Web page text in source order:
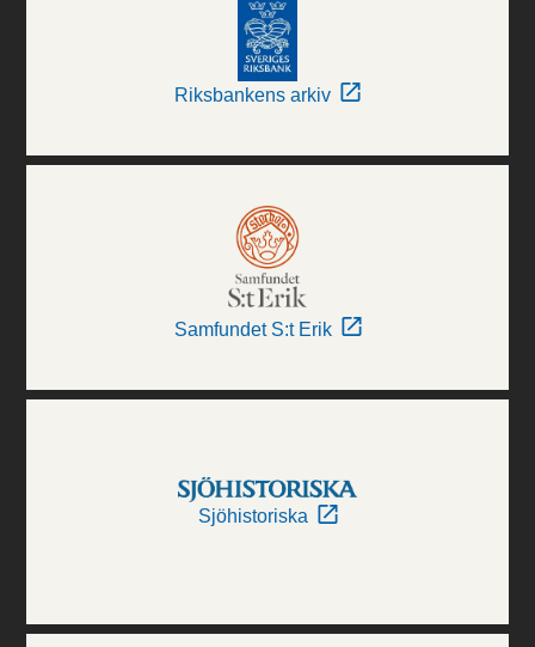
Riksbankens arkiv
Samfundet S:t Erik
Sjöhistoriska